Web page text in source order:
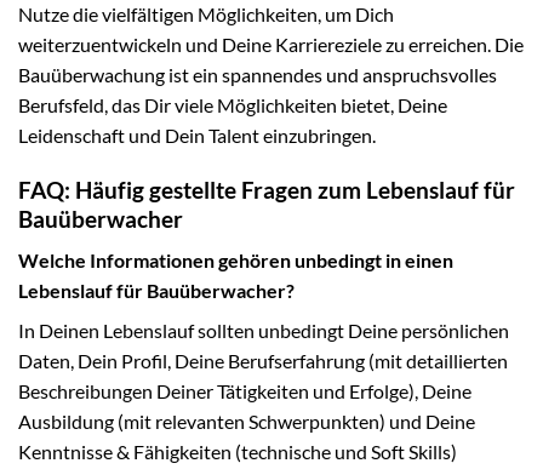
Nutze die vielfältigen Möglichkeiten, um Dich
weiterzuentwickeln und Deine Karriereziele zu erreichen. Die
Bauüberwachung ist ein spannendes und anspruchsvolles
Berufsfeld, das Dir viele Möglichkeiten bietet, Deine
Leidenschaft und Dein Talent einzubringen.
FAQ: Häufig gestellte Fragen zum Lebenslauf für
Bauüberwacher
Welche Informationen gehören unbedingt in einen
Lebenslauf für Bauüberwacher?
In Deinen Lebenslauf sollten unbedingt Deine persönlichen
Daten, Dein Profil, Deine Berufserfahrung (mit detaillierten
Beschreibungen Deiner Tätigkeiten und Erfolge), Deine
Ausbildung (mit relevanten Schwerpunkten) und Deine
Kenntnisse & Fähigkeiten (technische und Soft Skills)